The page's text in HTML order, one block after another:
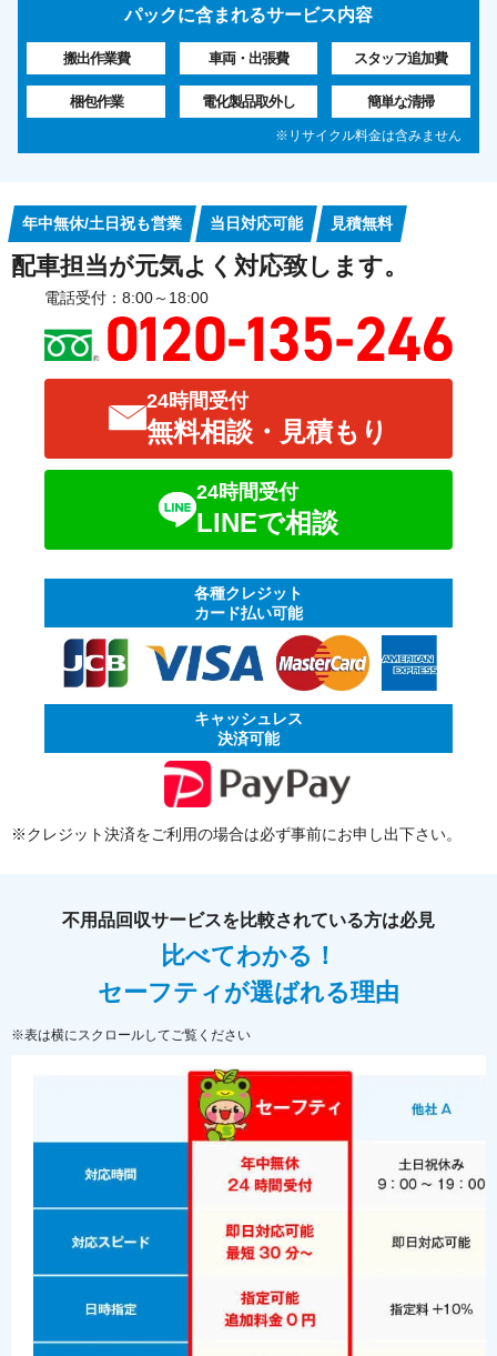
パックに含まれるサービス内容
搬出作業費 車両・出張費 スタッフ追加費
梱包作業 電化製品取外し 簡単な清掃
※リサイクル料金は含みません
年中無休/土日祝も営業 当日対応可能 見積無料
配車担当が元気よく対応致します。
電話受付：8:00～18:00
24時間受付
無料相談・見積もり
24時間受付
LINEで相談
各種クレジット
カード払い可能
キャッシュレス
決済可能
※クレジット決済をご利用の場合は必ず事前にお申し出下さい。
不用品回収サービスを比較されている方は必見
比べてわかる！
セーフティが選ばれる理由
※表は横にスクロールしてご覧ください